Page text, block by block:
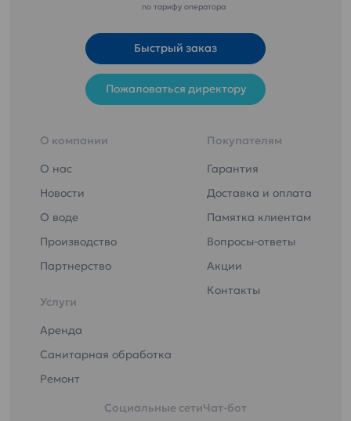
по тарифу оператора
Быстрый заказ
Пожаловаться директору
О компании
О нас
Новости
О воде
Производство
Партнерство
Услуги
Аренда
Санитарная обработка
Ремонт
Покупателям
Гарантия
Доставка и оплата
Памятка клиентам
Вопросы-ответы
Акции
Контакты
Социальные сетиЧат-бот